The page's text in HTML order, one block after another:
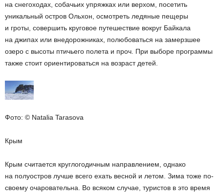
на снегоходах, собачьих упряжках или верхом, посетить
уникальный остров Ольхон, осмотреть ледяные пещеры
и гроты, совершить круговое путешествие вокруг Байкала
на джипах или внедорожниках, полюбоваться на замерзшее
озеро с высоты птичьего полета и проч. При выборе программы
также стоит ориентироваться на возраст детей.
Фото: © Natalia Tarasova
Крым
Крым считается круглогодичным направлением, однако
на полуостров лучше всего ехать весной и летом. Зима тоже по-
своему очаровательна. Во всяком случае, туристов в это время